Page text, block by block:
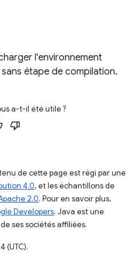
l'environnement
étape de compilation.
a-t-il été utile ?
de cette page est régi par une
4.0, et les échantillons de
2.0. Pour en savoir plus,
Developers. Java est une
ses sociétés affiliées.
(UTC).